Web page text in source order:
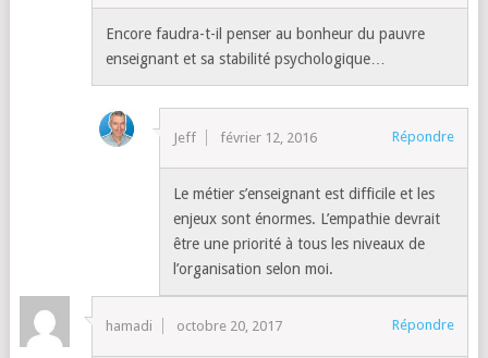
Encore faudra-t-il penser au bonheur du pauvre
enseignant et sa stabilité psychologique…
Jeff février 12, 2016 Répondre
Le métier s’enseignant est difficile et les
enjeux sont énormes. L’empathie devrait
être une priorité à tous les niveaux de
l’organisation selon moi.
hamadi octobre 20, 2017 Répondre